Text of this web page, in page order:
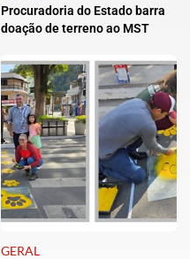
Procuradoria do Estado barra
doação de terreno ao MST
GERAL